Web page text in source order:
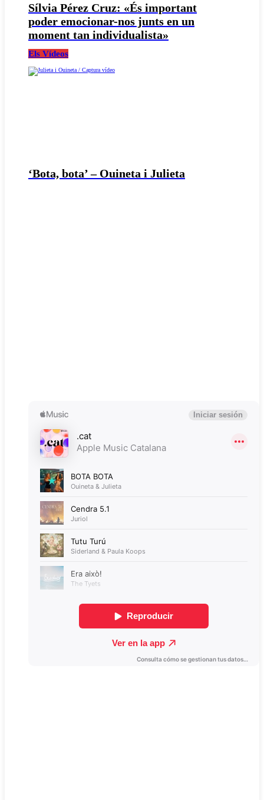
Sílvia Pérez Cruz: «És important
poder emocionar-nos junts en un
moment tan individualista»
Els Vídeos
‘Bota, bota’ – Ouineta i Julieta